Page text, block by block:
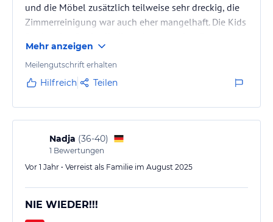
und die Möbel zusätzlich teilweise sehr dreckig, die
Zimmerreinigung war auch eher mangelhaft. Die Kids
Frühstücksbuffet ist in Ordnung, teilweise waren
viele Dinge um 9 Uhr schon leer. Das Personal an der
Rezeption war sehr nett im Restaurant eher
Mehr anzeigen
Meilengutschrift erhalten
Hilfreich Teilen
Nadja (36-40)
1 Bewertungen
Vor 1 Jahr • Verreist als Familie im August 2025
NIE WIEDER!!!